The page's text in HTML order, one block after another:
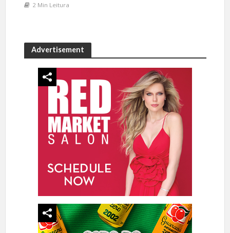
2 Min Leitura
Advertisement